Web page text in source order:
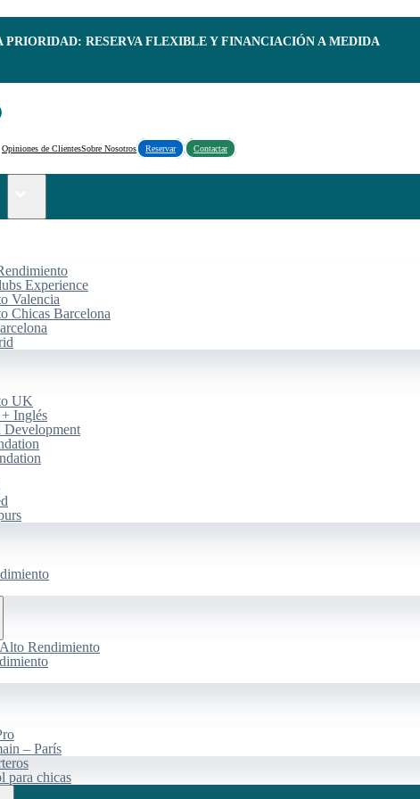
PRIORIDAD: RESERVA FLEXIBLE Y FINANCIACIÓN A MEDIDA
Opiniones de ClientesSobre Nosotros Reservar Contactar
Experience
Valencia
Chicas Barcelona
UK
Inglés
Development
Rendimiento
– París
para chicas